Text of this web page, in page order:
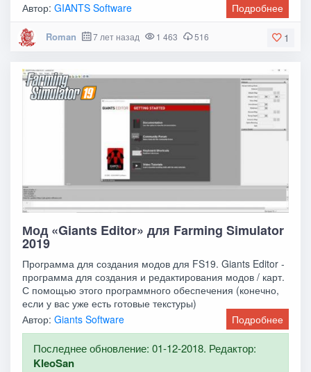
Автор:GIANTS Software Подробнее
1
Roman 7 лет назад 1 463 516
Мод «Giants Editor» для Farming Simulator
2019
Программа для создания модов для FS19. Giants Editor -
программа для создания и редактирования модов / карт.
С помощью этого программного обеспечения (конечно,
если у вас уже есть готовые текстуры)
Автор:Giants Software Подробнее
Последнее обновление: 01-12-2018. Редактор:
KleoSan